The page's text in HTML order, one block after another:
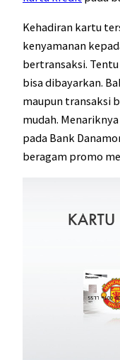
Kehadiran kartu
kenyamanan
bertransaksi.
bisa dibayarkan.
maupun transaksi
mudah.
pada Bank
beragam promo